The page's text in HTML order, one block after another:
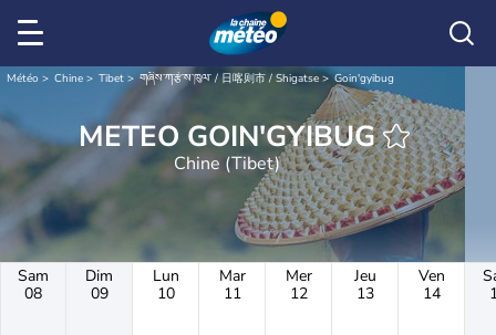
Météo Chine Tibet གཞིས་ཀ་རྩེ་ས་ཁུལ་ / 日喀则市 / Shigatse Goin'gyibug
METEO GOIN'GYIBUG
Chine (Tibet)
Sam
08
Dim
09
Lun
10
Mar
11
Mer
12
Jeu
13
Ven
14